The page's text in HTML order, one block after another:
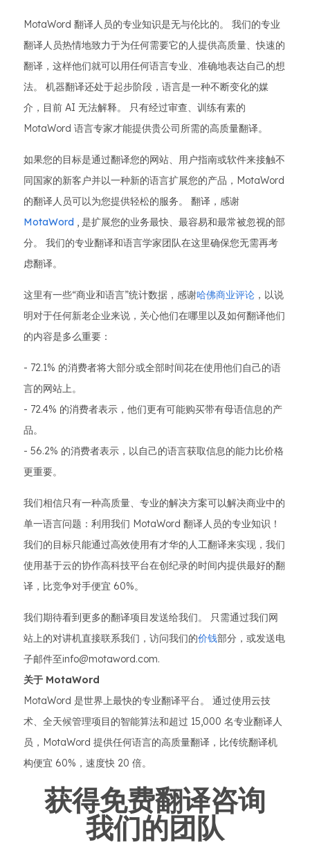
MotaWord 翻译人员的专业知识是无与伦比的。 我们的专业
翻译人员热情地致力于为任何需要它的人提供高质量、快速的
翻译，这样他们就可以用任何语言专业、准确地表达自己的想
法。 机器翻译还处于起步阶段，语言是一种不断变化的媒
介，目前 AI 无法解释。 只有经过审查、训练有素的
MotaWord 语言专家才能提供贵公司所需的高质量翻译。
如果您的目标是通过翻译您的网站、用户指南或软件来接触不
同国家的新客户并以一种新的语言扩展您的产品，MotaWord
的翻译人员可以为您提供轻松的服务。 翻译，感谢
MotaWord , 是扩展您的业务最快、最容易和最常被忽视的部
分。 我们的专业翻译和语言学家团队在这里确保您无需再考
虑翻译。
这里有一些“商业和语言”统计数据，感谢哈佛商业评论 ，以说
明对于任何新老企业来说，关心他们在哪里以及如何翻译他们
的内容是多么重要：
- 72.1% 的消费者将大部分或全部时间花在使用他们自己的语
言的网站上。
- 72.4% 的消费者表示，他们更有可能购买带有母语信息的产
品。
- 56.2% 的消费者表示，以自己的语言获取信息的能力比价格
更重要。
我们相信只有一种高质量、专业的解决方案可以解决商业中的
单一语言问题：利用我们 MotaWord 翻译人员的专业知识！
我们的目标只能通过高效使用有才华的人工翻译来实现，我们
使用基于云的协作高科技平台在创纪录的时间内提供最好的翻
译，比竞争对手便宜 60%。
我们期待看到更多的翻译项目发送给我们。 只需通过我们网
站上的对讲机直接联系我们，访问我们的价钱部分，或发送电
子邮件至info@motaword.com.
关于 MotaWord
MotaWord 是世界上最快的专业翻译平台。 通过使用云技
术、全天候管理项目的智能算法和超过 15,000 名专业翻译人
员，MotaWord 提供任何语言的高质量翻译，比传统翻译机
构便宜 60%，速度快 20 倍。
获得免费翻译咨询
我们的团队